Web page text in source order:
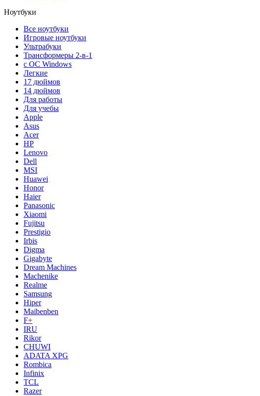
Ноутбуки
Все ноутбуки
Игровые ноутбуки
Ультрабуки
Трансформеры 2-в-1
с ОС Windows
Легкие
17 дюймов
14 дюймов
Для работы
Для учебы
Apple
Asus
Acer
HP
Lenovo
Dell
MSI
Huawei
Honor
Haier
Panasonic
Xiaomi
Fujitsu
Prestigio
Irbis
Digma
Gigabyte
Dream Machines
Machenike
Realme
Samsung
Hiper
Maibenben
F+
IRU
Rikor
CHUWI
ADATA XPG
Rombica
Infinix
TCL
Razer